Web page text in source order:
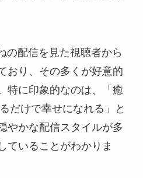
の配信を見た視聴者から
おり、その多くが好意的
特に印象的なのは、「癒
だけで幸せになれる」と
やかな配信スタイルが多
ていることがわかりま